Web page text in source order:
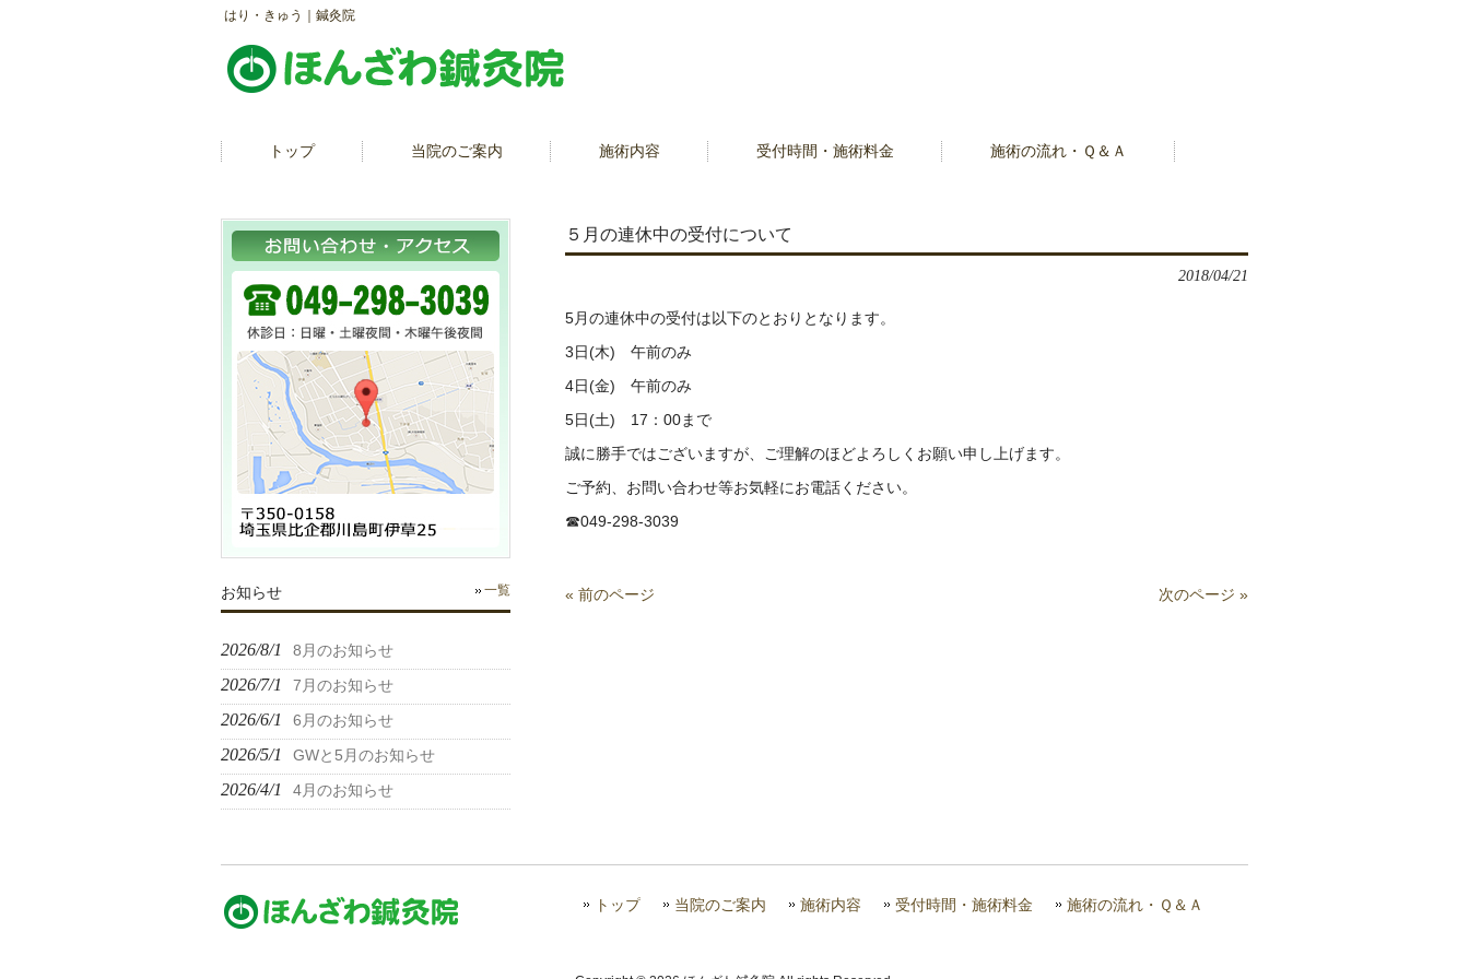
はり・きゅう｜鍼灸院
トップ 当院のご案内 施術内容 受付時間・施術料金 施術の流れ・Ｑ＆Ａ
５月の連休中の受付について
2018/04/21
5月の連休中の受付は以下のとおりとなります。
3日(木) 午前のみ
4日(金) 午前のみ
5日(土) 17：00まで
誠に勝手ではございますが、ご理解のほどよろしくお願い申し上げます。
ご予約、お問い合わせ等お気軽にお電話ください。
☎︎049-298-3039
« 前のページ 次のページ »
お知らせ 一覧
2026/8/1 8月のお知らせ
2026/7/1 7月のお知らせ
2026/6/1 6月のお知らせ
2026/5/1 GWと5月のお知らせ
2026/4/1 4月のお知らせ
トップ 当院のご案内 施術内容 受付時間・施術料金 施術の流れ・Ｑ＆Ａ